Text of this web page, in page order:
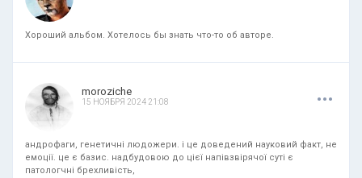
Хороший альбом. Хотелось бы знать что-то об авторе.
moroziche
15 НОЯБРЯ 2024 21:08 ...
андрофаги, генетичні людожери. і це доведений науковий факт, не
емоції. це є базис. надбудовою до цієї напівзвірячої суті є
патологчні брехливість,